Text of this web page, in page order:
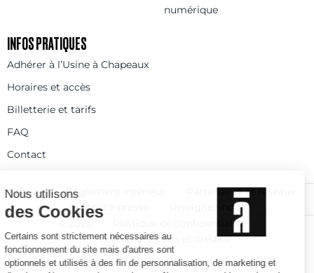
numérique
INFOS PRATIQUES
Adhérer à l’Usine à Chapeaux
Horaires et accès
Billetterie et tarifs
FAQ
Contact
Statuts Règlement intérieur
Partenaires et réseaux
Espace presse
Rejoignez-nous
Politique de confidentialité
Mentions légales et crédits